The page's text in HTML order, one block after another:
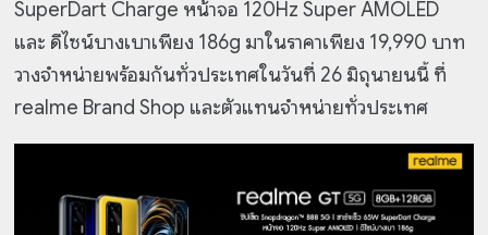
SuperDart Charge หน้าจอ 120Hz Super AMOLED
และ ดีไซน์บางเบาเพียง 186g มาในราคาเพียง 19,990 บาท
วางจำหน่ายพร้อมกันทั่วประเทศในวันที่ 26 มิถุนายนนี้ ที่
realme Brand Shop และตัวแทนจำหน่ายทั่วประเทศ